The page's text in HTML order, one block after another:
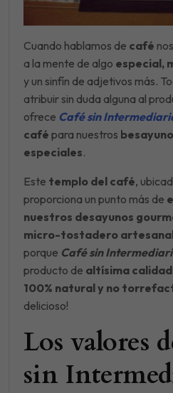
Cuando hablamos de café
a la mente de algo especial,
y un sinfín de adjetivos más.
atribuir sin duda alguna al
ofrece Café sin
café para nuestros
especiales.
Este templo del café,
proporciona un punto más de
nuestros desayunos
micro-tostadero
porque Café sin
producto de altísima
100% natural y no
delicioso!
Los valores
sin